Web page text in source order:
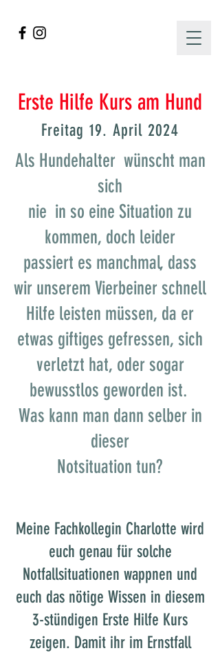
Erste Hilfe Kurs am Hund
Freitag 19. April 2024
Als Hundehalter wünscht man
sich
nie in so eine Situation zu
kommen, doch leider
passiert es manchmal, dass
wir unserem Vierbeiner schnell
Hilfe leisten müssen, da er
etwas giftiges gefressen, sich
verletzt hat, oder sogar
bewusstlos geworden ist.
Was kann man dann selber in
dieser
Notsituation tun?
Meine Fachkollegin Charlotte wird
euch genau für solche
Notfallsituationen wappnen und
euch das nötige Wissen in diesem
3-stündigen Erste Hilfe Kurs
zeigen. Damit ihr im Ernstfall